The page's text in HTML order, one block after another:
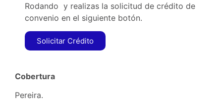
Rodando y realizas la solicitud de crédito de
convenio en el siguiente botón.
Solicitar Crédito
Cobertura
Pereira.